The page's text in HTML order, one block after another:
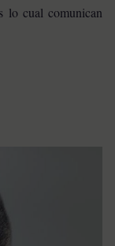
lo cual comunican